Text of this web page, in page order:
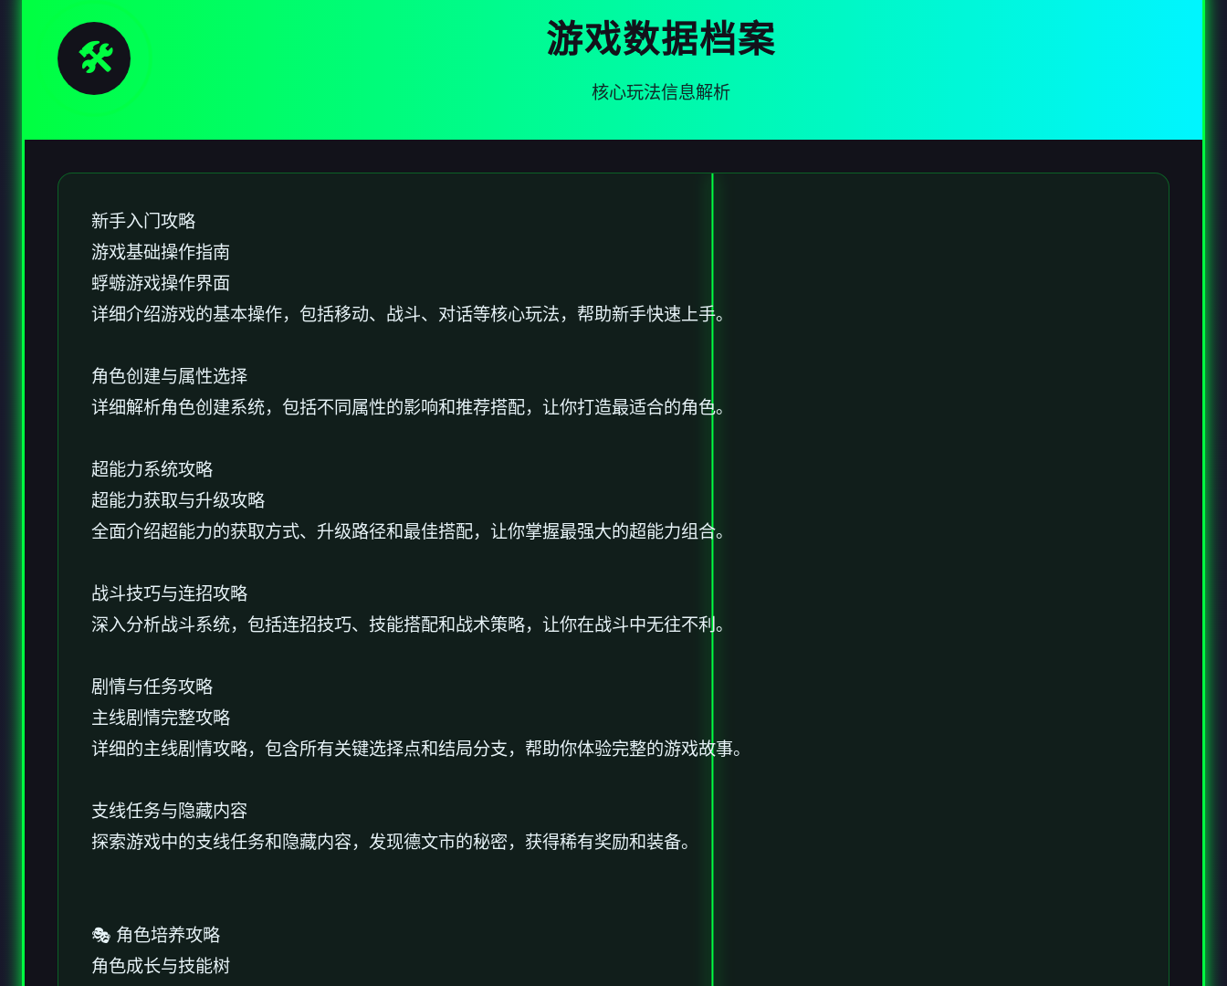
🛠️ 游戏数据档案
核心玩法信息解析
新手入门攻略
游戏基础操作指南
蜉蝣游戏操作界面
详细介绍游戏的基本操作，包括移动、战斗、对话等核心玩法，帮助新手快速上手。
角色创建与属性选择
详细解析角色创建系统，包括不同属性的影响和推荐搭配，让你打造最适合的角色。
超能力系统攻略
超能力获取与升级攻略
全面介绍超能力的获取方式、升级路径和最佳搭配，让你掌握最强大的超能力组合。
战斗技巧与连招攻略
深入分析战斗系统，包括连招技巧、技能搭配和战术策略，让你在战斗中无往不利。
剧情与任务攻略
主线剧情完整攻略
详细的主线剧情攻略，包含所有关键选择点和结局分支，帮助你体验完整的游戏故事。
支线任务与隐藏内容
探索游戏中的支线任务和隐藏内容，发现德文市的秘密，获得稀有奖励和装备。
🎭 角色培养攻略
角色成长与技能树